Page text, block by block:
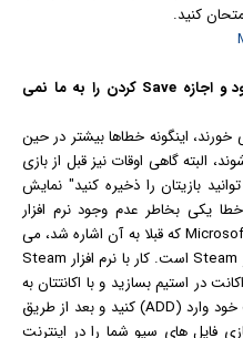
کنید.
خطایی که در حین بازی ظاهر می شود و اجازه Save کردن را به ما نمی
اینگونه خطاها بیشتر در حین
البته گاهی اوقات نیز قبل از بازی
بازیتان را ذخیره کنید" نمایش
یکی بخاطر عدم وجود نرم افزار
Microsoft Games for Windows - LIVE Game که قبلا به آن اشاره شد، می
باشد و دیگری بخاطر عدم وجود نرم افزار Steam است. کار با نرم افزار Steam
در استیم بسازید و با اکانتتان به
آن وارد شوید سپس بازیتان را در اکانت خود وارد (ADD) کنید و بعد از طریق
فایل های سیو شما را در اینترنت